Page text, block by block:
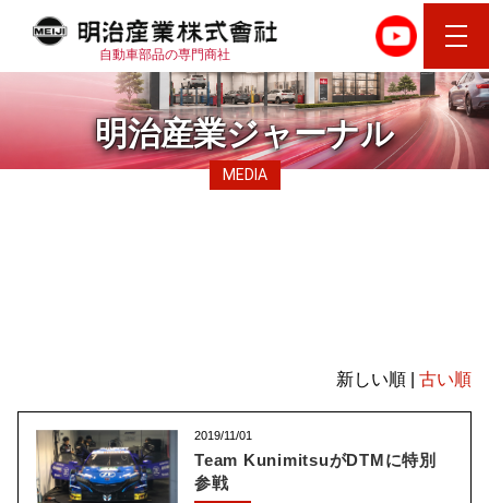
自動車部品の専門商社
明治産業ジャーナル
MEDIA
新しい順 | 古い順
2019/11/01
Team KunimitsuがDTMに特別
参戦